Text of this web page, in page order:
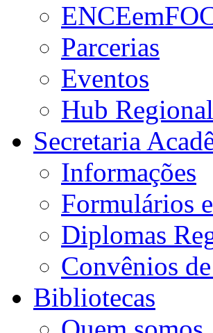
Parcerias
Eventos
Hub
Secretaria
Informações
Formulários
Diplomas
Convênios
Bibliotecas